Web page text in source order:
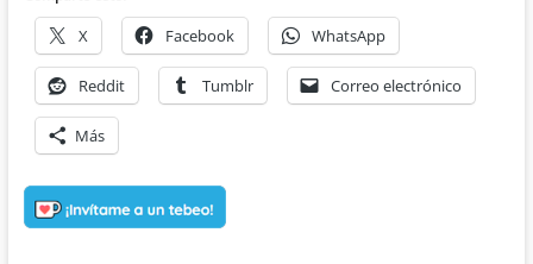
X Facebook WhatsApp
Reddit Tumblr Correo electrónico
Más